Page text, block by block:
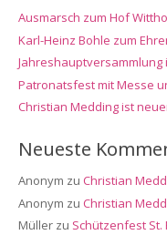
Ausmarsch zum Hof
Karl-Heinz Bohle zum
Patronatsfest mit Messe
Christian Medding ist
Neueste
Anonym zu Christian
Anonym zu Christian
Müllerzu Schützenfest